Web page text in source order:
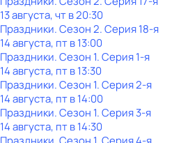
13 августа, чт в 20:30
Праздники. Сезон 2. Серия 18-я
14 августа, пт в 13:00
Праздники. Сезон 1. Серия 1-я
14 августа, пт в 13:30
Праздники. Сезон 1. Серия 2-я
14 августа, пт в 14:00
Праздники. Сезон 1. Серия 3-я
14 августа, пт в 14:30